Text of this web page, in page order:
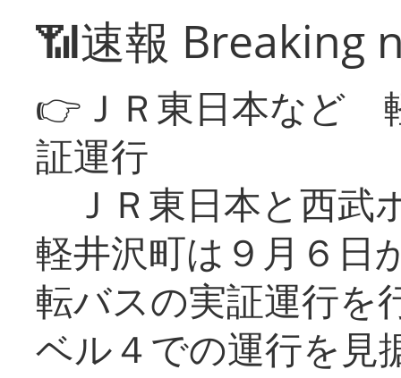
📶速報 Breaking
👉ＪＲ東日本など
証運行
ＪＲ東日本と西武
軽井沢町は９月６日
転バスの実証運行を
ベル４での運行を見